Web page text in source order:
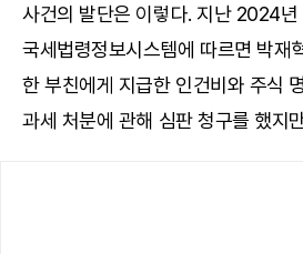
사건의 발단은 이렇다. 지난 2024년
국세법령정보시스템에 따르면 박재
한 부친에게 지급한 인건비와 주식
과세 처분에 관해 심판 청구를 했지